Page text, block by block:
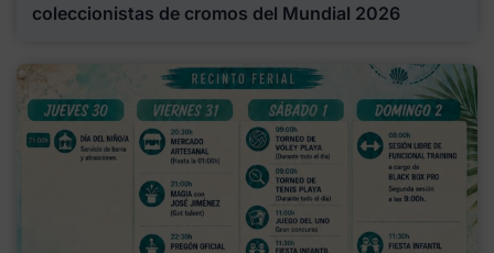
coleccionistas de cromos del Mundial 2026